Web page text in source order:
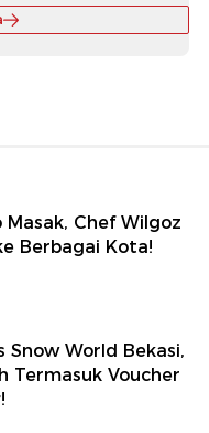
Masak, Chef Wilgoz
Berbagai Kota!
Snow World Bekasi,
Termasuk Voucher